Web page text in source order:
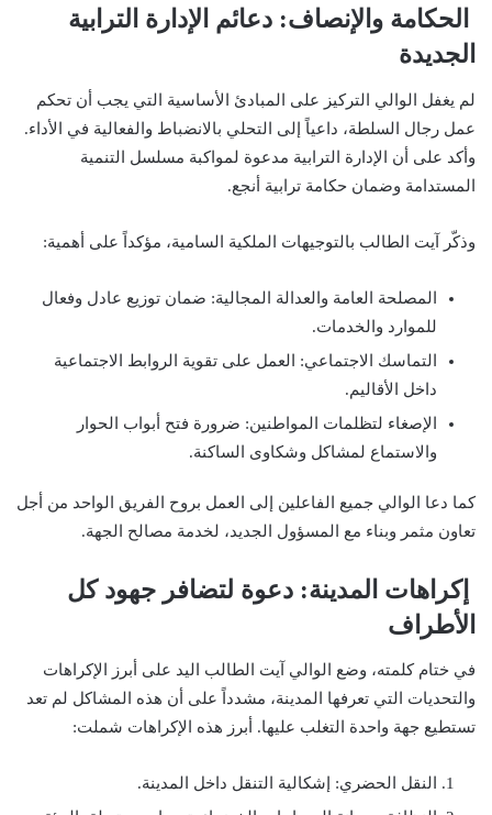
الحكامة والإنصاف: دعائم الإدارة الترابية
الجديدة
لم يغفل الوالي التركيز على المبادئ الأساسية التي يجب أن تحكم
عمل رجال السلطة، داعياً إلى التحلي بالانضباط والفعالية في الأداء.
وأكد على أن الإدارة الترابية مدعوة لمواكبة مسلسل التنمية
المستدامة وضمان حكامة ترابية أنجع.
وذكّر آيت الطالب بالتوجيهات الملكية السامية، مؤكداً على أهمية:
المصلحة العامة والعدالة المجالية: ضمان توزيع عادل وفعال
للموارد والخدمات.
التماسك الاجتماعي: العمل على تقوية الروابط الاجتماعية
داخل الأقاليم.
الإصغاء لتظلمات المواطنين: ضرورة فتح أبواب الحوار
والاستماع لمشاكل وشكاوى الساكنة.
كما دعا الوالي جميع الفاعلين إلى العمل بروح الفريق الواحد من أجل
تعاون مثمر وبناء مع المسؤول الجديد، لخدمة مصالح الجهة.
إكراهات المدينة: دعوة لتضافر جهود كل
الأطراف
في ختام كلمته، وضع الوالي آيت الطالب اليد على أبرز الإكراهات
والتحديات التي تعرفها المدينة، مشدداً على أن هذه المشاكل لم تعد
تستطيع جهة واحدة التغلب عليها. أبرز هذه الإكراهات شملت:
النقل الحضري: إشكالية التنقل داخل المدينة.